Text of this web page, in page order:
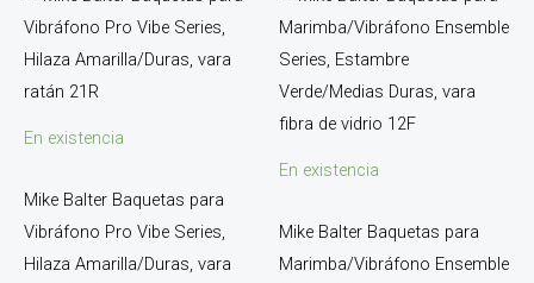
En existencia
Mike Balter Baquetas para
Vibráfono Pro Vibe Series,
Hilaza Amarilla/Duras, vara
En existencia
Mike Balter Baquetas para
Marimba/Vibráfono Ensemble